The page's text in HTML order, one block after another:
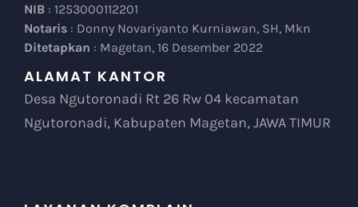
NIB: 1253000112201
Notaris: Donny Novariyanto Kurniawan, SH, Mkn
Ditetapkan : Magetan, 16 Desember 2022
ALAMAT KANTOR
Desa Ngutoronadi Rt 26 Rw 04 kecamatan
Ngutoronadi, Kabupaten Magetan, JAWA TIMUR